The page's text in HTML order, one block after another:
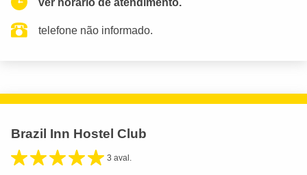
telefone não informado.
Brazil Inn Hostel Club
3 aval.